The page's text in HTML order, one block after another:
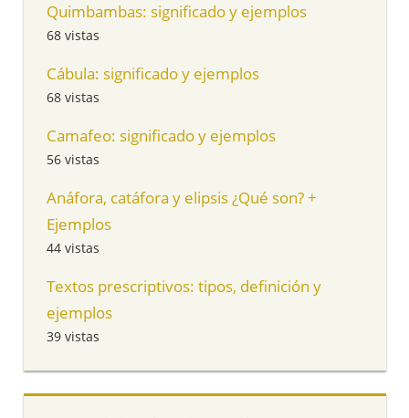
Quimbambas: significado y ejemplos
68 vistas
Cábula: significado y ejemplos
68 vistas
Camafeo: significado y ejemplos
56 vistas
Anáfora, catáfora y elipsis ¿Qué son? +
Ejemplos
44 vistas
Textos prescriptivos: tipos, definición y
ejemplos
39 vistas